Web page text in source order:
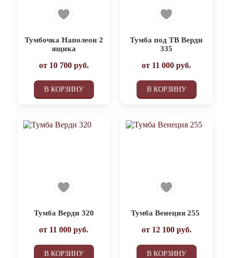
Тумбочка Наполеон 2
ящика
от 10 700руб.
В КОРЗИНУ
Тумба под ТВ Верди
335
от 11 000 руб.
В КОРЗИНУ
Тумба Верди 320
от 11 000 руб.
В КОРЗИНУ
Тумба Венеция 255
от 12 100руб.
В КОРЗИНУ